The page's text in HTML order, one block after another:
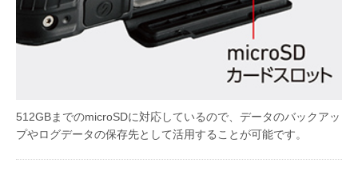
512GBまでのmicroSDに対応しているので、データのバックアッ
プやログデータの保存先として活用することが可能です。